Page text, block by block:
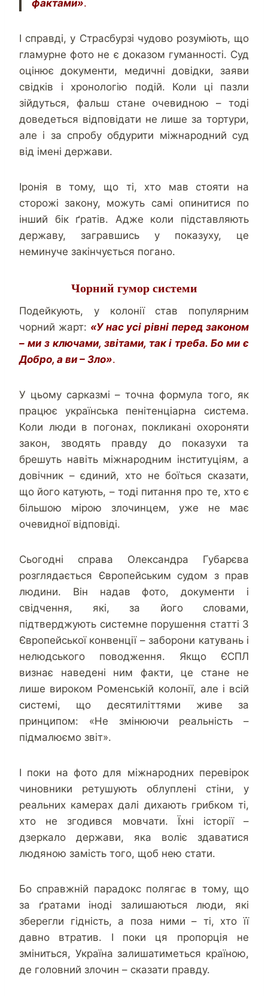
фактами».
І справді, у Страсбурзі чудово розуміють, що
гламурне фото не є доказом гуманності. Суд
оцінює документи, медичні довідки, заяви
свідків і хронологію подій. Коли ці пазли
зійдуться, фальш стане очевидною – тоді
доведеться відповідати не лише за тортури,
але і за спробу обдурити міжнародний суд
від імені держави.
Іронія в тому, що ті, хто мав стояти на
сторожі закону, можуть самі опинитися по
інший бік ґратів. Адже коли підставляють
державу, загравшись у показуху, це
неминуче закінчується погано.
Чорний гумор системи
Подейкують, у колонії став популярним
чорний жарт: «У нас усі рівні перед законом
– ми з ключами, звітами, так і треба. Бо ми є
Добро, а ви – Зло».
У цьому сарказмі – точна формула того, як
працює українська пенітенціарна система.
Коли люди в погонах, покликані охороняти
закон, зводять правду до показухи та
брешуть навіть міжнародним інституціям, а
довічник – єдиний, хто не боїться сказати,
що його катують, – тоді питання про те, хто є
більшою мірою злочинцем, уже не має
очевидної відповіді.
Сьогодні справа Олександра Губарєва
розглядається Європейським судом з прав
людини. Він надав фото, документи і
свідчення, які, за його словами,
підтверджують системне порушення статті 3
Європейської конвенції – заборони катувань і
нелюдського поводження. Якщо ЄСПЛ
визнає наведені ним факти, це стане не
лише вироком Роменській колонії, але і всій
системі, що десятиліттями живе за
принципом: «Не змінюючи реальність –
підмалюємо звіт».
І поки на фото для міжнародних перевірок
чиновники ретушують облуплені стіни, у
реальних камерах далі дихають грибком ті,
хто не згодився мовчати. Їхні історії –
дзеркало держави, яка воліє здаватися
людяною замість того, щоб нею стати.
Бо справжній парадокс полягає в тому, що
за ґратами іноді залишаються люди, які
зберегли гідність, а поза ними – ті, хто її
давно втратив. І поки ця пропорція не
зміниться, Україна залишатиметься країною,
де головний злочин – сказати правду.